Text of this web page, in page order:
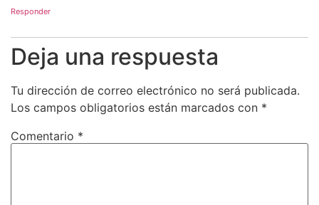
Responder
Deja una respuesta
Tu dirección de correo electrónico no será publicada.
Los campos obligatorios están marcados con *
Comentario *